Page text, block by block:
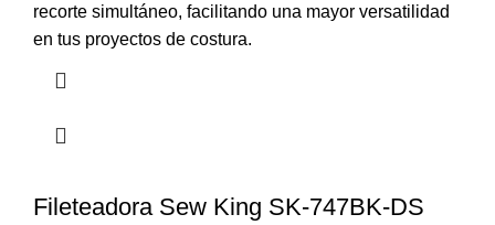
recorte simultáneo, facilitando una mayor versatilidad
en tus proyectos de costura.
Fileteadora Sew King SK-747BK-DS